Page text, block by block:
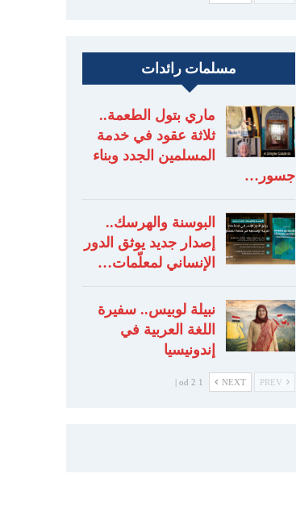
مسلمات رائدات
ماري بتول الطعمة..
ثلاثة عقود في خدمة
المسلمين الجدد وبناء
جسور…
البوسنة والهرسك..
إصدار جديد يوثق الدور
الإنساني لمعلّمات…
نبيلة لوبيس.. سفيرة
اللغة العربية في
إندونيسيا
NEXT
1 od 2 |